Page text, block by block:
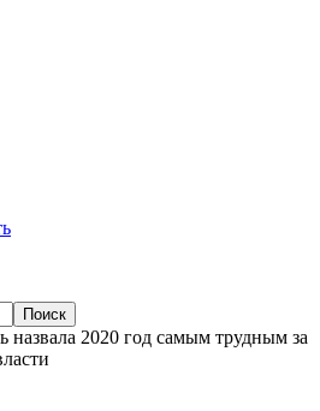
назвала 2020 год самым трудным за